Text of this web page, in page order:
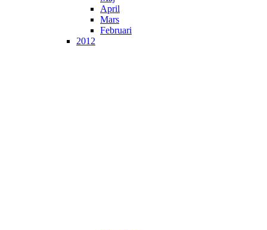
April
Mars
Februari
2012